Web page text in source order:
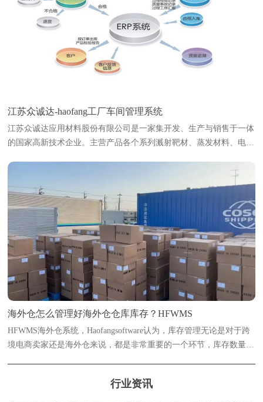
江苏众诚达-haofang工厂车间管理系统
江苏众诚达应用材料股份有限公司是一家集开发、生产与销售于一体
的国家高新技术企业。主营产品各个系列溅射靶材、蒸发材料、电子
海外仓怎么管理好海外仓仓库库存？HFWMS
HFWMS海外仓系统，Haofangsoftware认为，库存管理无论是对于跨
境电商卖家还是海外仓来说，都是非常重要的一个环节，库存数量多
行业资讯